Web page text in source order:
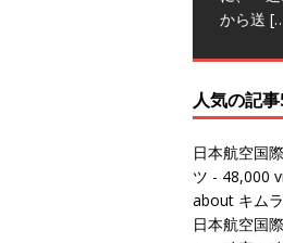
から送
人気の記
日本航空国
ツ - 48,000
about キム
日本航空国